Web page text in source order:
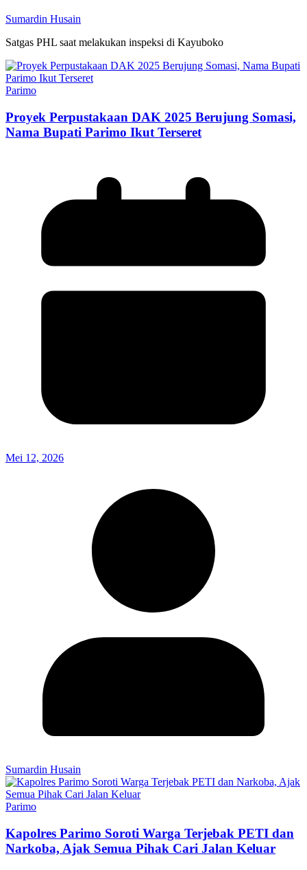
Sumardin Husain
Satgas PHL saat melakukan inspeksi di Kayuboko
Parimo
Proyek Perpustakaan DAK 2025 Berujung Somasi,
Nama Bupati Parimo Ikut Terseret
Mei 12, 2026
Sumardin Husain
Parimo
Kapolres Parimo Soroti Warga Terjebak PETI dan
Narkoba, Ajak Semua Pihak Cari Jalan Keluar